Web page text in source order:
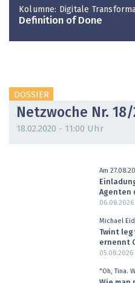
Kolumne: Digitale
Definition of Done
DOSSIER
Netzwoche Nr. 18/
18.02.2020 - 11:00 Uhr
Am
Agenten
Michael
Twint
ernennt
05.08.2026
"Oh, Tina.